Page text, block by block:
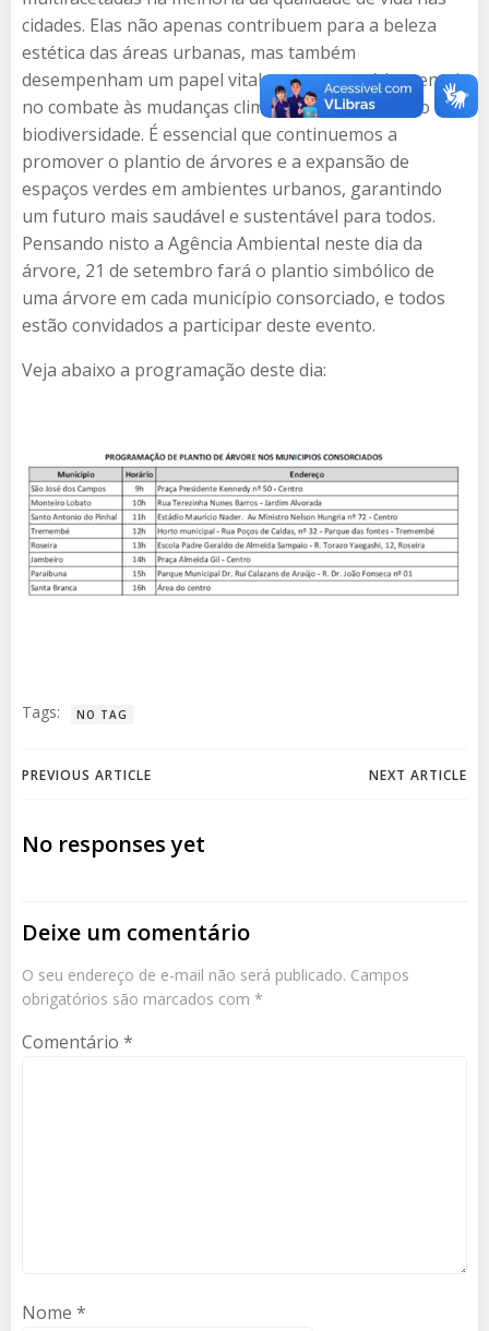
cidades. Elas não apenas contribuem para a beleza
estética das áreas urbanas, mas também
desempenham um papel vital em nossa saúde mental,
no combate às mudanças climáticas e na proteção da
biodiversidade. É essencial que continuemos a
promover o plantio de árvores e a expansão de
espaços verdes em ambientes urbanos, garantindo
um futuro mais saudável e sustentável para todos.
Pensando nisto a Agência Ambiental neste dia da
árvore, 21 de setembro fará o plantio simbólico de
uma árvore em cada município consorciado, e todos
estão convidados a participar deste evento.
Veja abaixo a programação deste dia:
Tags: NO TAG
Post
navigation
PREVIOUS ARTICLE NEXT ARTICLE
No responses yet
Deixe um comentário
O seu endereço de e-mail não será publicado. Campos
obrigatórios são marcados com *
Comentário *
Nome *